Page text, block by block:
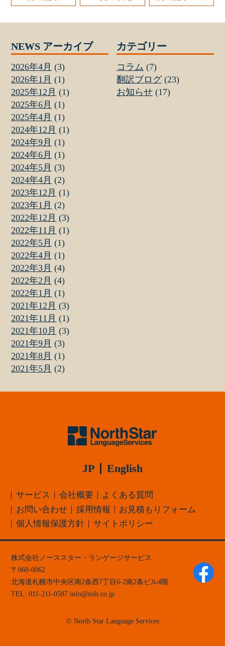
NEWS アーカイブ
2026年4月 (3)
2026年1月 (1)
2025年12月 (1)
2025年6月 (1)
2025年4月 (1)
2024年12月 (1)
2024年9月 (1)
2024年6月 (1)
2024年5月 (3)
2024年4月 (2)
2023年12月 (1)
2023年1月 (2)
2022年12月 (3)
2022年11月 (1)
2022年5月 (1)
2022年4月 (1)
2022年3月 (4)
2022年2月 (4)
2022年1月 (1)
2021年12月 (3)
2021年11月 (1)
2021年10月 (3)
2021年9月 (3)
2021年8月 (1)
2021年5月 (2)
カテゴリー
コラム (7)
翻訳ブログ(23)
お知らせ (17)
JP English
サービス 会社概要
よくある質問
お問い合わせ
採用情報
お見積もりフォーム
個人情報保護方針
サイトポリシー
株式会社ノーススター・ランゲージサービス
060-0062
北海道札幌市中央区南2条西7丁目6-2南2条ビル4階
TEL:011-211-0587 nsls.co.jp
info
© North Star Language Services